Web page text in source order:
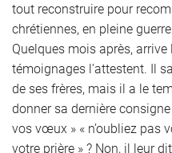
tout reconstruire pour
chrétiennes, en pleine
Quelques mois après,
témoignages l’attestent. Il
de ses frères, mais il a le
donner sa dernière
vos vœux » « n’oubliez pas
votre prière » ? Non, il leur